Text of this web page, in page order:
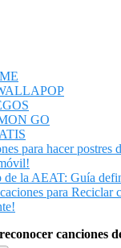
GO
para hacer postres
de la AEAT: Guía
para Reciclar
canciones